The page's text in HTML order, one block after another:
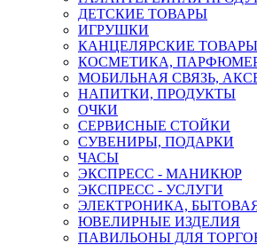
ДЕТСКИЕ ТОВАРЫ
ИГРУШКИ
КАНЦЕЛЯРСКИЕ ТОВАРЫ
КОСМЕТИКА,
МОБИЛЬНАЯ СВЯЗЬ,
НАПИТКИ, ПРОДУКТЫ
ОЧКИ
СЕРВИСНЫЕ СТОЙКИ
СУВЕНИРЫ, ПОДАРКИ
ЧАСЫ
ЭКСПРЕСС - МАНИКЮР
ЭКСПРЕСС - УСЛУГИ
ЭЛЕКТРОНИКА,
ЮВЕЛИРНЫЕ ИЗДЕЛИЯ
ПАВИЛЬОНЫ ДЛЯ